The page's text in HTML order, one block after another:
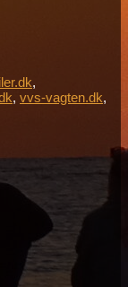
,
, vvs-vagten.dk,